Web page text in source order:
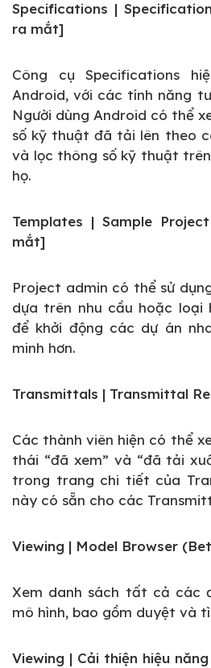
Specifications |
ra mắt]
Công cụ Specifications
Android, với các tính năng
Người dùng Android có thể
số kỹ thuật đã tải lên theo
và lọc thông số kỹ thuật
họ.
Templates | Sample
mắt]
Project admin có thể sử
dựa trên nhu cầu hoặc loại
để khởi động các dự án
minh hơn.
Transmittals | Transmittal
Các thành viên hiện có thể
thái “đã xem” và “đã tải
trong trang chi tiết của
này có sẵn cho các
Viewing | Model Browser
Xem danh sách tất cả các
mô hình, bao gồm duyệt và
Viewing | Cải thiện hiệu